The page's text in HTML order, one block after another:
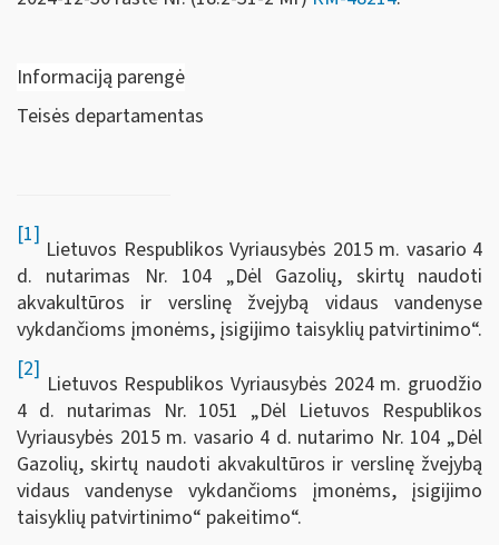
Informaciją parengė
Teisės departamentas
[1]
Lietuvos Respublikos Vyriausybės 2015 m. vasario 4
d. nutarimas Nr. 104 „Dėl Gazolių, skirtų naudoti
akvakultūros ir verslinę žvejybą vidaus vandenyse
vykdančioms įmonėms, įsigijimo taisyklių patvirtinimo“.
[2]
Lietuvos Respublikos Vyriausybės 2024 m. gruodžio
4 d. nutarimas Nr. 1051 „Dėl Lietuvos Respublikos
Vyriausybės 2015 m. vasario 4 d. nutarimo Nr. 104 „Dėl
Gazolių, skirtų naudoti akvakultūros ir verslinę žvejybą
vidaus vandenyse vykdančioms įmonėms, įsigijimo
taisyklių patvirtinimo“ pakeitimo“.